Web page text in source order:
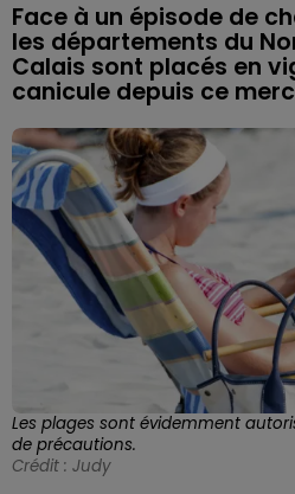
Face à un épisode de
les départements du
Calais sont placés en
canicule depuis ce
Les plages sont évidemment
de précautions.
Crédit : Judy